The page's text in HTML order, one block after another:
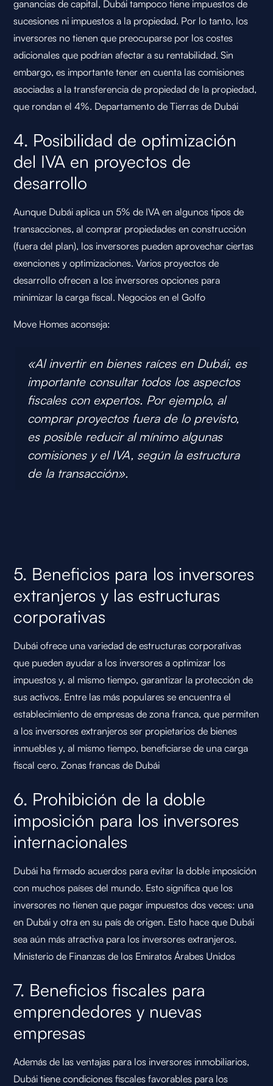
ganancias de capital, Dubái tampoco tiene impuestos de
sucesiones ni impuestos a la propiedad. Por lo tanto, los
inversores no tienen que preocuparse por los costes
adicionales que podrían afectar a su rentabilidad. Sin
embargo, es importante tener en cuenta las comisiones
asociadas a la transferencia de propiedad de la propiedad,
que rondan el 4%. Departamento de Tierras de Dubái
4. Posibilidad de optimización
del IVA en proyectos de
desarrollo
Aunque Dubái aplica un 5% de IVA en algunos tipos de
transacciones, al comprar propiedades en construcción
(fuera del plan), los inversores pueden aprovechar ciertas
exenciones y optimizaciones. Varios proyectos de
desarrollo ofrecen a los inversores opciones para
minimizar la carga fiscal. Negocios en el Golfo
Move Homes aconseja:
«Al invertir en bienes raíces en Dubái, es
importante consultar todos los aspectos
fiscales con expertos. Por ejemplo, al
comprar proyectos fuera de lo previsto,
es posible reducir al mínimo algunas
comisiones y el IVA, según la estructura
de la transacción».
5. Beneficios para los inversores
extranjeros y las estructuras
corporativas
Dubái ofrece una variedad de estructuras corporativas
que pueden ayudar a los inversores a optimizar los
impuestos y, al mismo tiempo, garantizar la protección de
sus activos. Entre las más populares se encuentra el
establecimiento de empresas de zona franca, que permiten
a los inversores extranjeros ser propietarios de bienes
inmuebles y, al mismo tiempo, beneficiarse de una carga
fiscal cero.Zonas francas de Dubái
6. Prohibición de la doble
imposición para los inversores
internacionales
Dubái ha firmado acuerdos para evitar la doble imposición
con muchos países del mundo. Esto significa que los
inversores no tienen que pagar impuestos dos veces: una
en Dubái y otra en su país de origen. Esto hace que Dubái
sea aún más atractiva para los inversores extranjeros.
Ministerio de Finanzas de los Emiratos Árabes Unidos
7. Beneficios fiscales para
emprendedores y nuevas
empresas
Además de las ventajas para los inversores inmobiliarios,
Dubái tiene condiciones fiscales favorables para los